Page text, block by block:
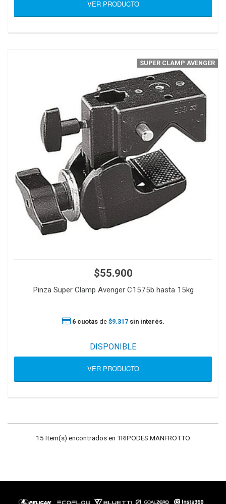
VER PRODUCTO
$55.900
Pinza Super Clamp Avenger C1575b hasta 15kg
SUPER CLAMP AVENGER
6 cuotasde $9.317 sin interés.
DISPONIBLE
VER PRODUCTO
15 Item(s) encontrados en TRIPODES MANFROTTO